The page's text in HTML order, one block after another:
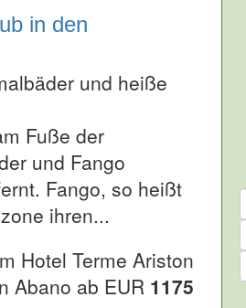
in den
und heiße
Fuße der
und Fango
Fango, so heißt
ihren...
Hotel Terme Ariston
Abano ab EUR 1175